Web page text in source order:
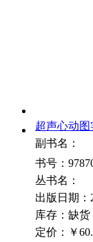
超声心动
副书名：
书号：
丛书名：
出版日期：
库存：缺货
定价：
￥